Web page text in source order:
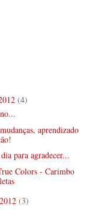
(4)
aprendizado
para agradecer...
Colors - Carimbo
(3)